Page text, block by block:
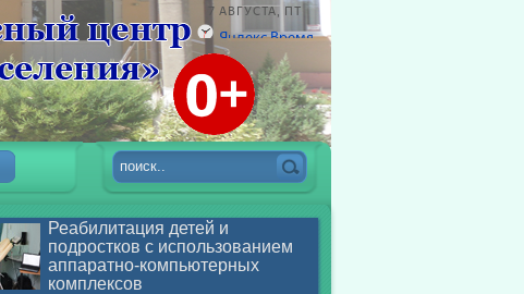
Реабилитация детей и
подростков с использованием
аппаратно-компьютерных
комплексов